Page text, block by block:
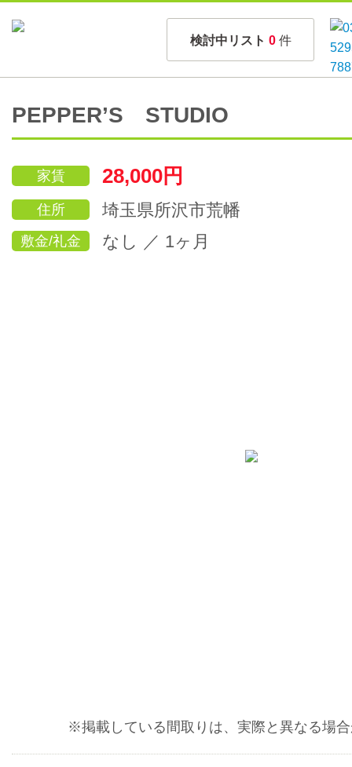
検討中リスト 0 件
PEPPER’S STUDIO
家賃 28,000円
住所 埼玉県所沢市荒幡
敷金/礼金 なし ／ 1ヶ月
※掲載している間取りは、実際と異なる場